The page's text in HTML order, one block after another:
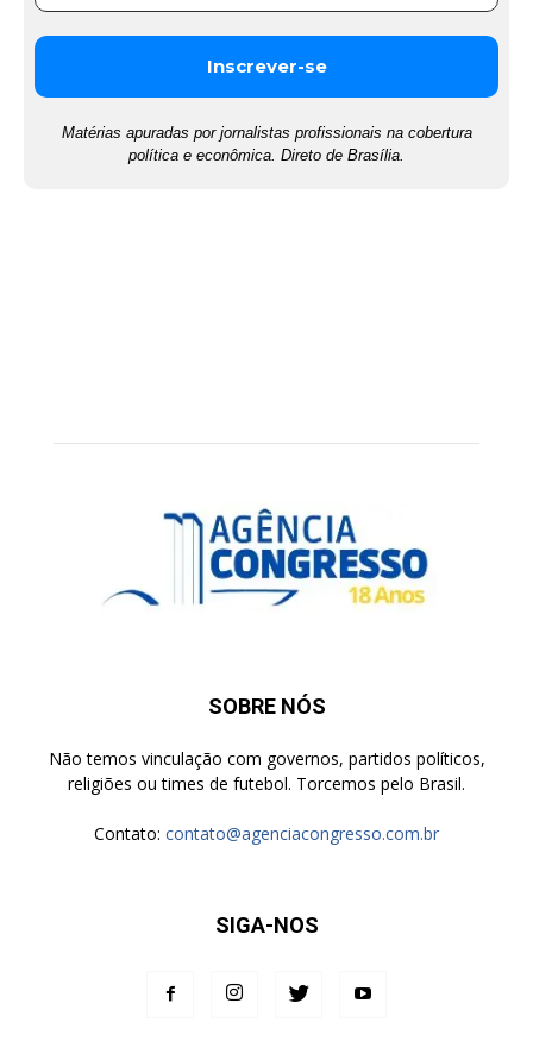
Matérias apuradas por jornalistas profissionais na cobertura
política e econômica. Direto de Brasília.
SOBRE NÓS
Não temos vinculação com governos, partidos políticos,
religiões ou times de futebol. Torcemos pelo Brasil.
Contato: contato@agenciacongresso.com.br
SIGA-NOS